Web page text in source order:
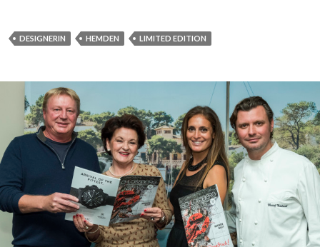
DESIGNERIN HEMDEN LIMITED EDITION